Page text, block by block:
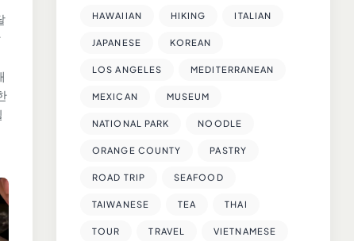
HAWAIIAN HIKING ITALIAN
JAPANESE KOREAN
LOS ANGELES MEDITERRANEAN
MEXICAN MUSEUM
NATIONAL PARK NOODLE
ORANGE COUNTY PASTRY
ROAD TRIP SEAFOOD
TAIWANESE TEA THAI
TOUR TRAVEL VIETNAMESE